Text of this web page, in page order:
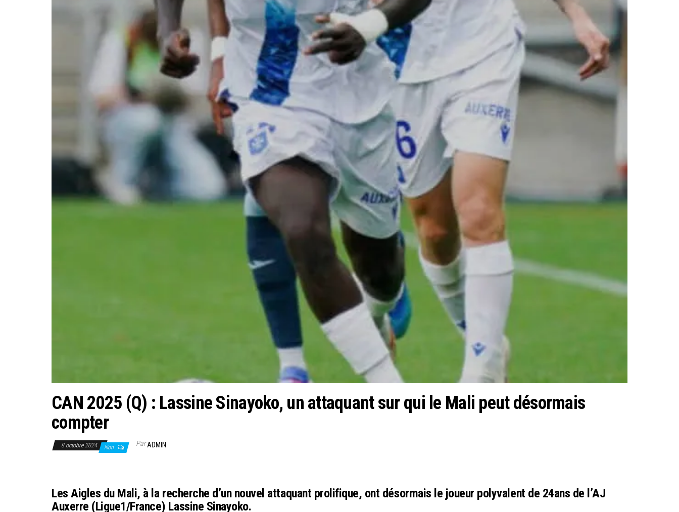
CAN 2025 (Q) : Lassine Sinayoko, un attaquant sur qui le Mali peut désormais
compter
8 octobre 2024 Non ParADMIN
Les Aigles du Mali, à la recherche d’un nouvel attaquant prolifique, ont désormais le joueur polyvalent de 24ans de l’AJ
Auxerre (Ligue1/France) Lassine Sinayoko.